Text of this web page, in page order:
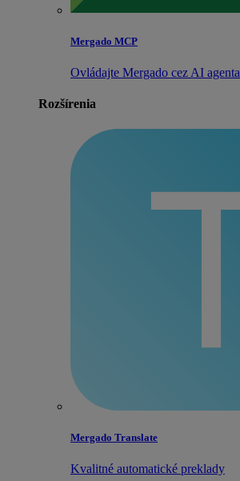
Mergado MCP
Ovládajte Mergado cez AI agenta
Rozšírenia
Mergado Translate
Kvalitné automatické preklady